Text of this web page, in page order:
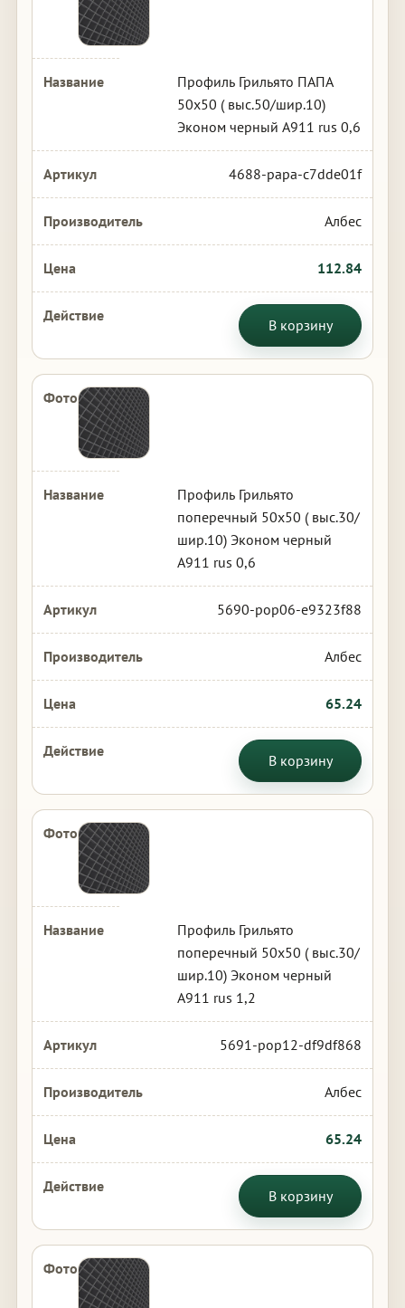
Профиль Грильято ПАПА
50х50 ( выс.50/шир.10)
Эконом черный А911 rus 0,6
4688-papa-c7dde01f
Албес
112.84
В корзину
Профиль Грильято
поперечный 50х50 ( выс.30/
шир.10) Эконом черный
А911 rus 0,6
5690-pop06-e9323f88
Албес
65.24
В корзину
Профиль Грильято
поперечный 50х50 ( выс.30/
шир.10) Эконом черный
А911 rus 1,2
5691-pop12-df9df868
Албес
65.24
В корзину